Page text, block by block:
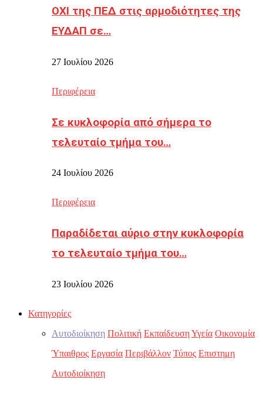
ΟΧΙ της ΠΕΔ στις αρμοδιότητες της
ΕΥΔΑΠ σε…
27 Ιουλίου 2026
Περιφέρεια
Σε κυκλοφορία από σήμερα το
τελευταίο τμήμα του…
24 Ιουλίου 2026
Περιφέρεια
Παραδίδεται αύριο στην κυκλοφορία
το τελευταίο τμήμα του…
23 Ιουλίου 2026
Κατηγορίες
Αυτοδιοίκηση Πολιτική ΕκπαίδευσηΥγεία Οικονομία
Ύπαιθρος Εργασία Περιβάλλον Τύπος Επιστημη
Αυτοδιοίκηση